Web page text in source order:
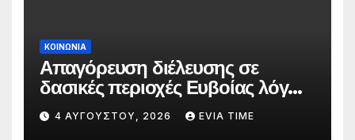
ΚΟΙΝΩΝΙΑ
Απαγόρευση διέλευσης σε
δασικές περιοχές Ευβοίας λόγω
πολύ υψηλού κινδύνου
πυρκαγιάς
4 ΑΥΓΟΎΣΤΟΥ, 2026 EVIA TIME